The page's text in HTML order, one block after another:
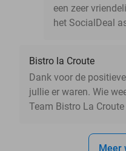
een zeer
het SocialDeal
Bistro la Croute
Dank voor de
jullie er waren. Wie
Team Bistro La Croute
Meer